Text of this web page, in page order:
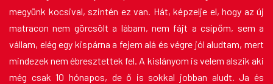
megyünk kocsival, szintén ez van. Hát, képzelje el, hogy az új
matracon nem görcsölt a lábam, nem fájt a csípőm, sem a
vállam, elég egy kispárna a fejem alá és végre jól aludtam, mert
mindezek nem ébresztettek fel. A kislányom is velem alszik aki
még csak 10 hónapos, de ő is sokkal jobban aludt. Ja és